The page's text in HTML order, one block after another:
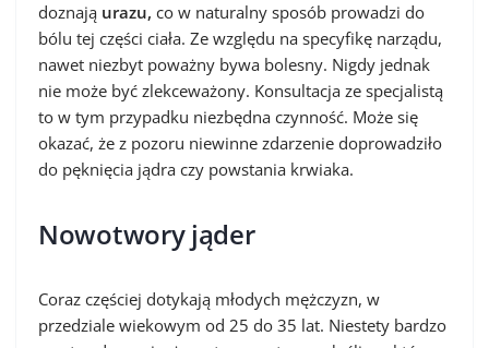
doznają urazu, co w naturalny sposób prowadzi do
bólu tej części ciała. Ze względu na specyfikę narządu,
nawet niezbyt poważny bywa bolesny. Nigdy jednak
nie może być zlekceważony. Konsultacja ze specjalistą
to w tym przypadku niezbędna czynność. Może się
okazać, że z pozoru niewinne zdarzenie doprowadziło
do pęknięcia jądra czy powstania krwiaka.
Nowotwory jąder
Coraz częściej dotykają młodych mężczyzn, w
przedziale wiekowym od 25 do 35 lat. Niestety bardzo